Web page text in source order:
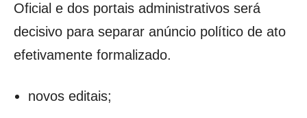
Oficial e dos portais administrativos será
decisivo para separar anúncio político de ato
efetivamente formalizado.
novos editais;